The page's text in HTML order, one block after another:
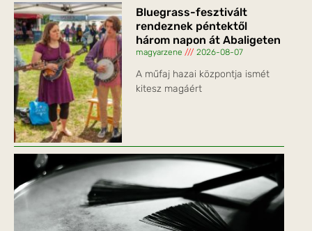
Bluegrass-fesztivált
rendeznek péntektől
három napon át Abaligeten
magyarzene 2026-08-07
A műfaj hazai központja ismét
kitesz magáért